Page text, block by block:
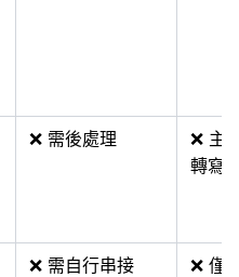
❌ 需後處理
❌ 主
轉寫
❌ 需自行串接
❌ 僅